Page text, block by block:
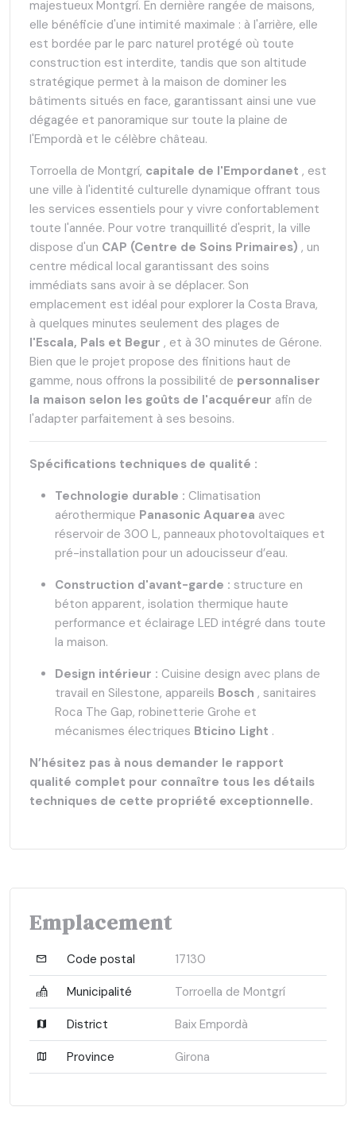
majestueux Montgrí. En dernière rangée de maisons,
elle bénéficie d'une intimité maximale : à l'arrière, elle
est bordée par le parc naturel protégé où toute
construction est interdite, tandis que son altitude
stratégique permet à la maison de dominer les
bâtiments situés en face, garantissant ainsi une vue
dégagée et panoramique sur toute la plaine de
l'Empordà et le célèbre château.
Torroella de Montgrí, capitale de l'Empordanet , est
une ville à l'identité culturelle dynamique offrant tous
les services essentiels pour y vivre confortablement
toute l'année. Pour votre tranquillité d'esprit, la ville
dispose d'un CAP (Centre de Soins Primaires) , un
centre médical local garantissant des soins
immédiats sans avoir à se déplacer. Son
emplacement est idéal pour explorer la Costa Brava,
à quelques minutes seulement des plages de
l'Escala, Pals et Begur , et à 30 minutes de Gérone.
Bien que le projet propose des finitions haut de
gamme, nous offrons la possibilité de personnaliser
la maison selon les goûts de l'acquéreur afin de
l'adapter parfaitement à ses besoins.
Spécifications techniques de qualité :
Technologie durable : Climatisation
aérothermique Panasonic Aquarea avec
réservoir de 300 L, panneaux photovoltaïques et
pré-installation pour un adoucisseur d’eau.
Construction d'avant-garde : structure en
béton apparent, isolation thermique haute
performance et éclairage LED intégré dans toute
la maison.
Design intérieur : Cuisine design avec plans de
travail en Silestone, appareils Bosch , sanitaires
Roca The Gap, robinetterie Grohe et
mécanismes électriques Bticino Light .
N’hésitez pas à nous demander le rapport
qualité complet pour connaître tous les détails
techniques de cette propriété exceptionnelle.
Emplacement
Code postal 17130
Municipalité Torroella de Montgrí
District Baix Empordà
Province Girona